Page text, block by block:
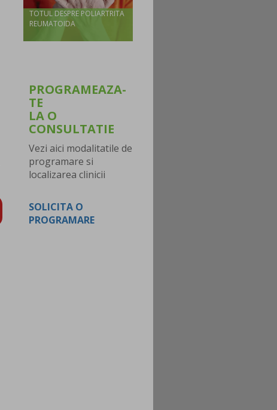
TOTUL DESPRE POLIARTRITA
REUMATOIDA
PROGRAMEAZA-
TE
LA O
CONSULTATIE
Vezi aici modalitatile de
programare si
localizarea clinicii
SOLICITA O
PROGRAMARE